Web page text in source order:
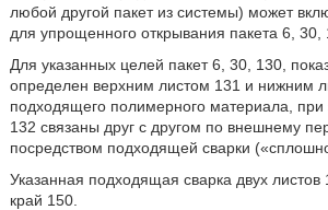
любой другой пакет из системы) может
для упрощенного открывания пакета 6, 30,
Для указанных целей пакет 6, 30, 130,
определен верхним листом 131 и нижним
подходящего полимерного материала, при
132 связаны друг с другом по внешнему
посредством подходящей сварки
Указанная подходящая сварка двух листов
край 150.